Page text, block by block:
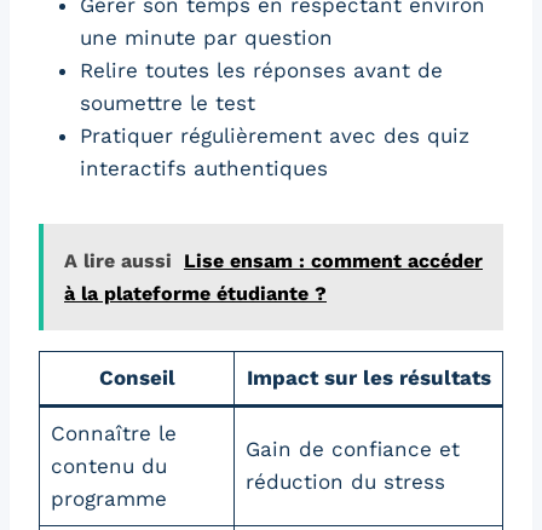
une minute par question
Relire toutes les réponses avant de
soumettre le test
Pratiquer régulièrement avec des quiz
interactifs authentiques
A lire aussi
Lise ensam : comment accéder
à la plateforme étudiante ?
Conseil Impact sur les résultats
Connaître le
contenu du
programme
Gain de confiance et
réduction du stress